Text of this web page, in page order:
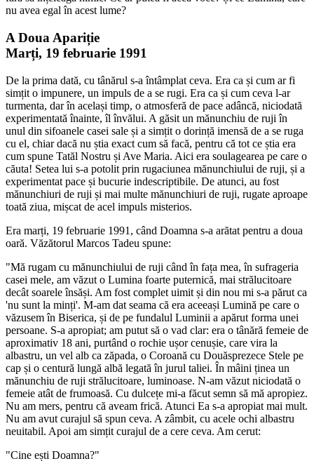
nu avea egal în acest lume?
A Doua Apariție
Marți, 19 februarie 1991
De la prima dată, cu tânărul s-a întâmplat ceva. Era ca și cum ar fi
simțit o impunere, un impuls de a se rugi. Era ca și cum ceva l-ar
turmenta, dar în același timp, o atmosferă de pace adâncă, niciodată
experimentată înainte, îl învălui. A găsit un mănunchiu de ruji în
unul din sifoanele casei sale și a simțit o dorință imensă de a se ruga
cu el, chiar dacă nu știa exact cum să facă, pentru că tot ce știa era
cum spune Tatăl Nostru și Ave Maria. Aici era soulagearea pe care o
căuta! Setea lui s-a potolit prin rugaciunea mănunchiului de ruji, și a
experimentat pace și bucurie indescriptibile. De atunci, au fost
mănunchiuri de ruji și mai multe mănunchiuri de ruji, rugate aproape
toată ziua, mișcat de acel impuls misterios.
Era marți, 19 februarie 1991, când Doamna s-a arătat pentru a doua
oară. Văzătorul Marcos Tadeu spune:
"Mă rugam cu mănunchiului de ruji când în fața mea, în sufrageria
casei mele, am văzut o Lumina foarte puternică, mai strălucitoare
decât soarele însăși. Am fost complet uimit și din nou mi s-a părut ca
'nu sunt la minți'. M-am dat seama că era aceeași Lumină pe care o
văzusem în Biserica, și de pe fundalul Luminii a apărut forma unei
persoane. S-a apropiat; am putut să o vad clar: era o tânără femeie de
aproximativ 18 ani, purtând o rochie ușor cenușie, care vira la
albastru, un vel alb ca zăpada, o Coroană cu Douăsprezece Stele pe
cap și o centură lungă albă legată în jurul taliei. În mâini ținea un
mănunchiu de ruji strălucitoare, luminoase. N-am văzut niciodată o
femeie atât de frumoasă. Cu dulcețe mi-a făcut semn să mă apropiez.
Nu am mers, pentru că aveam frică. Atunci Ea s-a apropiat mai mult.
Nu am avut curajul să spun ceva. A zâmbit, cu acele ochi albastru
neuitabil. Apoi am simțit curajul de a cere ceva. Am cerut:
"Cine ești Doamna?"